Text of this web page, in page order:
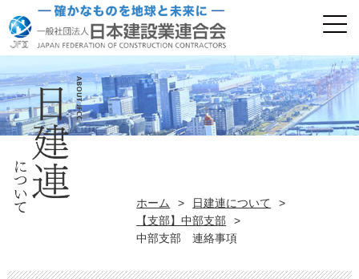
ホーム > 日建連について
>
【支部】中部支部
>
中部支部 連絡事項